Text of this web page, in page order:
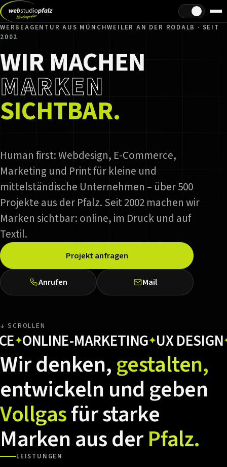
Hell/Dunkel
WERBEAGENTUR AUS MÜNCHWEILER AN DER RODALB · SEIT
2002
WIR MACHEN
MARKEN
SICHTBAR.
Human first: Webdesign, E-Commerce,
Marketing und Print für kleine und
mittelständische Unternehmen – über 500
Projekte aus der Pfalz. Seit 2002 machen wir
Marken sichtbar: online, im Druck und auf
Textil.
Projekt anfragen
Anrufen Mail
↓ SCROLLEN
MARKETING✦UX DESIGN✦
Wirdenken,gestalten,
entwickeln und geben
Vollgasfürstarke
MarkenausderPfalz.
LEISTUNGEN